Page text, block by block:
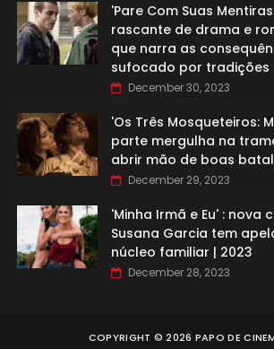
'Pare Com Suas
rascante de drama e
que narra as
sufocado por tradições
December 30, 2023
'Os Três Mosqueteiros:
parte mergulha na
abrir mão de boas
December 29, 2023
'Minha Irmã e Eu' : nova
Susana Garcia tem
núcleo familiar | 2023
December 28, 2023
COPYRIGHT ©2026 PAPO DE